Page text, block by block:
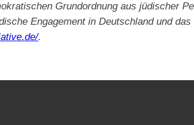
Grundordnung aus jüdischer
Engagement in Deutschland und
.